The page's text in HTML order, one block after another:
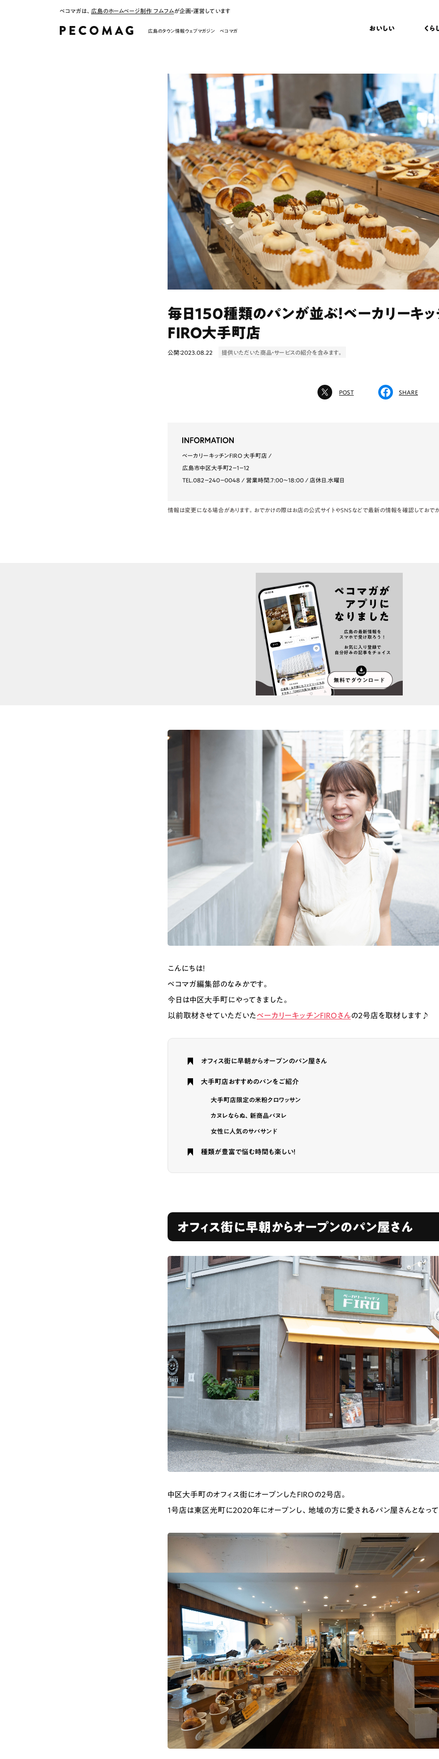
ペコマガは、 広島のホームページ制作 フムフムが企画・運営しています
広島のタウン情報ウェブマガジン ペコマガ おいしい くら
# ランチ # スイーツ
# パン # コーヒー
毎日150種類のパンが並ぶ！ベーカリーキッ
FIRO大手町店
公開：2023.08.22 提供いただいた商品・サービスの紹介を含みます。
POST SHARE
ベーカリーキッチンFIRO 大手町店
広島市中区大手町2−1−12
TEL.082−240−0048 営業時間.7:00〜18:00 店休日.水曜日
情報は変更になる場合があります。おでかけの際はお店の公式サイトやSNSなどで最新の情報を確認しておでか
こんにちは！
ペコマガ編集部のなみかです。
今日は中区大手町にやってきました。
以前取材させていただいた ベーカリーキッチンFIROさんの2号店を取材します♪
オフィス街に早朝からオープンのパン屋さん
大手町店おすすめのパンをご紹介
大手町店限定の米粉クロワッサン
カヌレならぬ、新商品パヌレ
女性に人気のサバサンド
種類が豊富で悩む時間も楽しい！
オフィス街に早朝からオープンのパン屋さん
中区大手町のオフィス街にオープンしたFIROの2号店。
1号店は東区光町に2020年にオープンし、地域の方に愛されるパン屋さんとなっ